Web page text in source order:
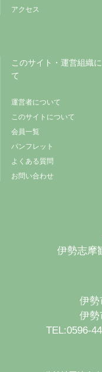
アクセス
このサイト・運営組織
て
運営者について
このサイトについて
会員一覧
パンフレット
よくある質問
お問い合わせ
伊勢志摩
伊勢
伊勢
TEL:0596-